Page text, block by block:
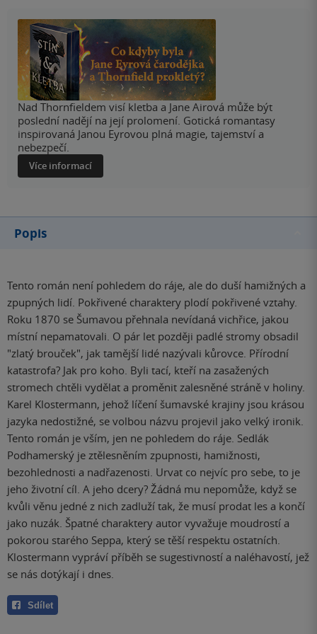
Nad Thornfieldem visí kletba a Jane Airová může být
poslední nadějí na její prolomení. Gotická romantasy
inspirovaná Janou Eyrovou plná magie, tajemství a
nebezpečí.
Více informací
Popis
Tento román není pohledem do ráje, ale do duší hamižných a
zpupných lidí. Pokřivené charaktery plodí pokřivené vztahy.
Roku 1870 se Šumavou přehnala nevídaná vichřice, jakou
místní nepamatovali. O pár let později padlé stromy obsadil
"zlatý brouček", jak tamější lidé nazývali kůrovce. Přírodní
katastrofa? Jak pro koho. Byli tací, kteří na zasažených
stromech chtěli vydělat a proměnit zalesněné stráně v holiny.
Karel Klostermann, jehož líčení šumavské krajiny jsou krásou
jazyka nedostižné, se volbou názvu projevil jako velký ironik.
Tento román je vším, jen ne pohledem do ráje. Sedlák
Podhamerský je ztělesněním zpupnosti, hamižnosti,
bezohlednosti a nadřazenosti. Urvat co nejvíc pro sebe, to je
jeho životní cíl. A jeho dcery? Žádná mu nepomůže, když se
kvůli věnu jedné z nich zadluží tak, že musí prodat les a končí
jako nuzák. Špatné charaktery autor vyvažuje moudrostí a
pokorou starého Seppa, který se těší respektu ostatních.
Klostermann vypráví příběh se sugestivností a naléhavostí, jež
se nás dotýkají i dnes.
Sdílet